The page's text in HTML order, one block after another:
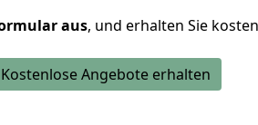
aus, und erhalten Sie
Kostenlose Angebote erhalten